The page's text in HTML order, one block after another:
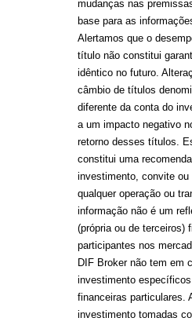
mudanças nas
base para as
Alertamos que o
título não constitui
idêntico no futuro.
câmbio de títulos
diferente da conta do
a um impacto negativo
retorno desses títulos.
constitui uma
investimento, convite ou
qualquer operação ou
informação não é um
(própria ou de terceiros)
participantes nos
DIF Broker não tem em
investimento
financeiras particulares.
investimento tomadas